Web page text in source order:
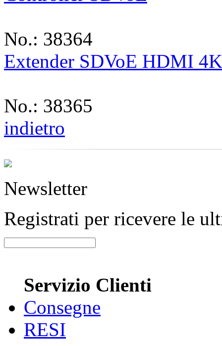
No.: 38364
Extender SDVoE HDMI
No.: 38365
indietro
Newsletter
Registrati per ricevere le
Servizio Clienti
Consegne
RESI